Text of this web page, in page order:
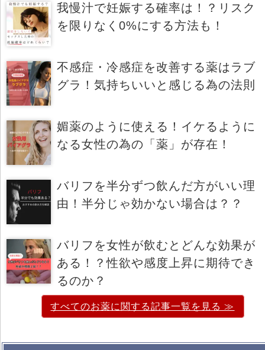
我慢汁で妊娠する確率は！？リスク
を限りなく0%にする方法も！
不感症・冷感症を改善する薬はラブ
グラ！気持ちいいと感じる為の法則
媚薬のように使える！イケるように
なる女性の為の「薬」が存在！
バリフを半分ずつ飲んだ方がいい理
由！半分じゃ効かない場合は？？
バリフを女性が飲むとどんな効果が
ある！？性欲や感度上昇に期待でき
るのか？
すべてのお薬に関する記事一覧を見る ≫